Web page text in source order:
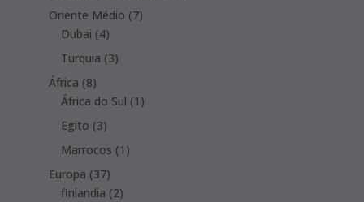
Oriente Médio 77
Dubai 44
products
Turquia 33
África 88
products
África do Sul 1 1
Egito 33
products
Marrocos 1 1
Europa 3737
products
finlandia 22